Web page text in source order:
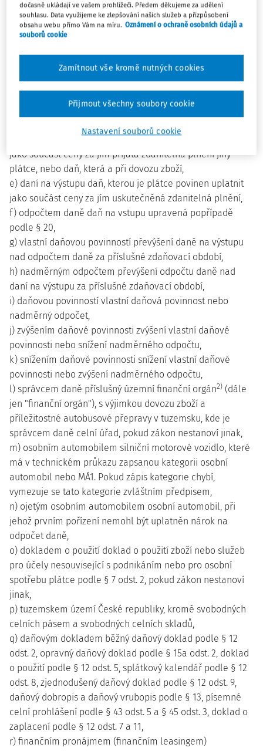
tento zákon nestanoví jinak,
b) službami všechny činnosti, které nejsou dodáním zboží
nebo převodem nemovitosti, a převod nebo využití práv,
soustavě podvojného účetnictví, nebo příjmy za zdanitelná
plnění, u osob účtujících v soustavě jednoduchého
jednotku; do obratu se nezahrnují plnění osvobozená od
daně podle § 25 a daň u plátce daně (dále jen "plátce"),
d) daní na vstupu daň u plátce, kterou vůči němu uplatní
jako součást ceny za jím přijatá zdanitelná plnění jiný
plátce, nebo daň, která a při dovozu zboží,
e) daní na výstupu daň, kterou je plátce povinen uplatnit
jako součást ceny za jím uskutečněná zdanitelná plnění,
f) odpočtem daně daň na vstupu upravená popřípadě
podle § 20,
g) vlastní daňovou povinností převýšení daně na výstupu
nad odpočtem daně za příslušné zdaňovací období,
h) nadměrným odpočtem převýšení odpočtu daně nad
daní na výstupu za příslušné zdaňovací období,
i) daňovou povinností vlastní daňová povinnost nebo
nadměrný odpočet,
j) zvýšením daňové povinnosti zvýšení vlastní daňové
povinnosti nebo snížení nadměrného odpočtu,
k) snížením daňové povinnosti snížení vlastní daňové
povinnosti nebo zvýšení nadměrného odpočtu,
l) správcem daně příslušný územní finanční orgán2) (dále
jen "finanční orgán"), s výjimkou dovozu zboží a
příležitostné autobusové přepravy v tuzemsku, kde je
správcem daně celní úřad, pokud zákon nestanoví jinak,
m) osobním automobilem silniční motorové vozidlo, které
má v technickém průkazu zapsanou kategorii osobní
automobil nebo MÁ1. Pokud zápis kategorie chybí,
vymezuje se tato kategorie zvláštním předpisem,
n) ojetým osobním automobilem osobní automobil, při
jehož prvním pořízení nemohl být uplatněn nárok na
odpočet daně,
o) dokladem o použití doklad o použití zboží nebo služeb
pro účely nesouvisející s podnikáním nebo pro osobní
spotřebu plátce podle § 7 odst. 2, pokud zákon nestanoví
jinak,
p) tuzemskem území České republiky, kromě svobodných
celních pásem a svobodných celních skladů,
q) daňovým dokladem běžný daňový doklad podle § 12
odst. 2, opravný daňový doklad podle § 15a odst. 2, doklad
o použití podle § 12 odst. 5, splátkový kalendář podle § 12
odst. 8, zjednodušený daňový doklad podle § 12 odst. 9,
daňový dobropis a daňový vrubopis podle § 13, písemné
celní prohlášení podle § 43 odst. 5 a § 45 odst. 3, doklad o
zaplacení podle § 12 odst. 7 a 11,
r) finančním pronájmem (finančním leasingem)
dočasně ukládají ve vašem prohlížeči. Předem děkujeme za udělení
souhlasu. Data využijeme ke zlepšování našich služeb a přizpůsobení
obsahu webu přímo Vám na míru. Oznámení o ochraně osobních údajů a
souborů cookie
Nastavení souborů cookie
Zamítnout vše kromě nutných cookies
Přijmout všechny soubory cookie